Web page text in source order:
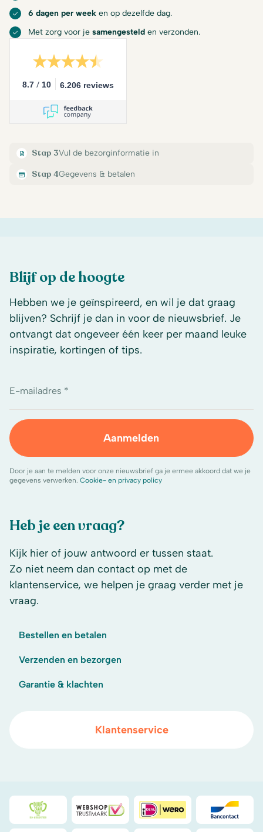
6 dagen per week en op dezelfde dag.
Met zorg voor je samengesteld en verzonden.
8.7 / 10 6.206 reviews
Stap 3Vul de bezorginformatie in
Stap 4Gegevens & betalen
Heb je een vraag?
Kijk hier of jouw antwoord er tussen staat.
Zo niet neem dan contact op met de
klantenservice, we helpen je graag verder met je
vraag.
Bestellen en betalen
Verzenden en bezorgen
Garantie & klachten
Klantenservice
Blijf op de hoogte
Hebben we je geïnspireerd, en wil je dat graag
blijven? Schrijf je dan in voor de nieuwsbrief. Je
ontvangt dat ongeveer één keer per maand leuke
inspiratie, kortingen of tips.
E-mailadres *
Aanmelden
Door je aan te melden voor onze nieuwsbrief ga je ermee akkoord dat we je
gegevens verwerken. Cookie- en privacy policy
Duurzaamheidsprijs duin- & bollenstreek
WebwinkelKeuriDeal